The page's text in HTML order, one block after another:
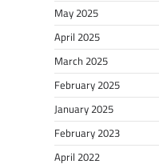
May 2025
April 2025
March 2025
February 2025
January 2025
February 2023
April 2022